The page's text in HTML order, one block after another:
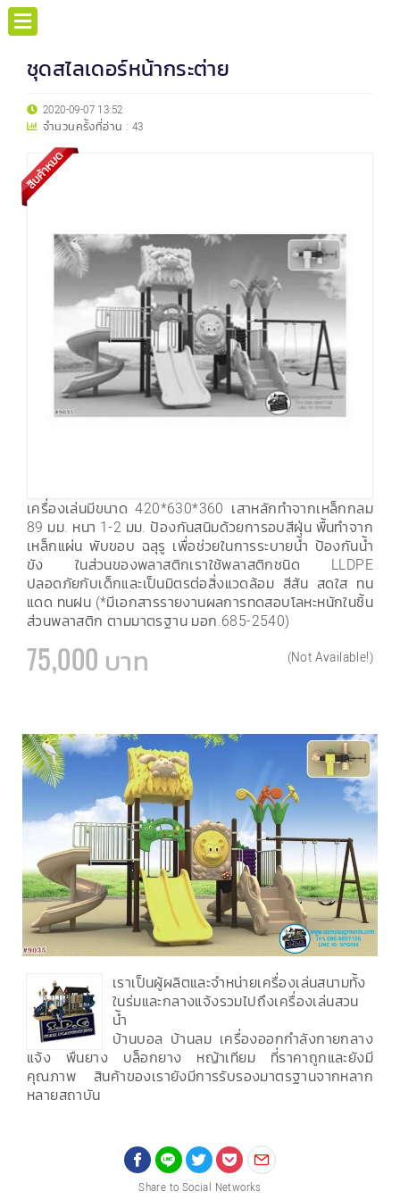
ชุดสไลเดอร์หน้ากระต่าย
2020-09-07 13:52
จำนวนครั้งที่อ่าน : 43
เครื่องเล่นมีขนาด 420*630*360 เสาหลักทำจากเหล็กกลม
89 มม. หนา 1-2 มม. ป้องกันสนิมด้วยการอบสีฝุ่น พื้นทำจาก
เหล็กแผ่น พับขอบ ฉลุรู เพื่อช่วยในการระบายน้ำ ป้องกันน้ำ
ขัง ในส่วนของพลาสติกเราใช้พลาสติกชนิด LLDPE
ปลอดภัยกับเด็กและเป็นมิตรต่อสิ่งแวดล้อม สีสัน สดใส ทน
แดด ทนฝน (*มีเอกสารรายงานผลการทดสอบโลหะหนักในชิ้น
ส่วนพลาสติก ตามมาตรฐาน มอก.685-2540)
75,000 บาท (Not Available!)
เราเป็นผู้ผลิตและจำหน่ายเครื่องเล่นสนามทั้ง
ในร่มและกลางแจ้งรวมไปถึงเครื่องเล่นสวน
น้ำ
บ้านบอล บ้านลม เครื่องออกกำลังกายกลาง
แจ้ง พื้นยาง บล็อกยาง หญ้าเทียม ที่ราคาถูกและยังมี
คุณภาพ สินค้าของเรายังมีการรับรองมาตรฐานจากหลาก
หลายสถาบัน
Share to Social Networks